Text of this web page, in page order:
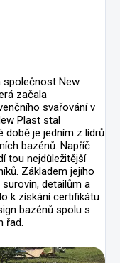
společnost New
začala
svařování v
Plast stal
době je jedním z lídrů
bazénů. Napříč
tou nejdůležitější
Základem jejího
detailům a
k získání certifikátu
bazénů spolu s
řad.